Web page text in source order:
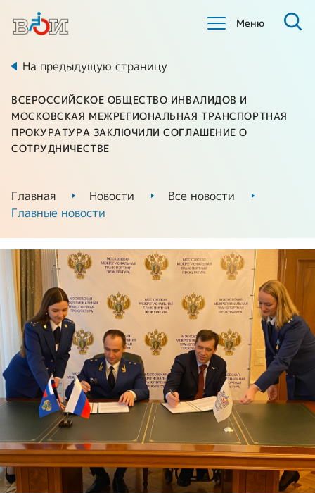
Меню
На предыдущую страницу
ВСЕРОССИЙСКОЕ ОБЩЕСТВО ИНВАЛИДОВ И
МОСКОВСКАЯ МЕЖРЕГИОНАЛЬНАЯ ТРАНСПОРТНАЯ
ПРОКУРАТУРА ЗАКЛЮЧИЛИ СОГЛАШЕНИЕ О
СОТРУДНИЧЕСТВЕ
Главная Новости
Все новости
Главные новости